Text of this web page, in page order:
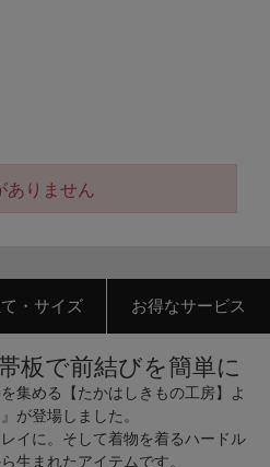
ありません
・サイズ お得なサービス
板で前結びを簡単に
集める【たかはしきもの工房】よ
が登場しました。
イに。そして着物を着るハードル
生まれたアイテムです。